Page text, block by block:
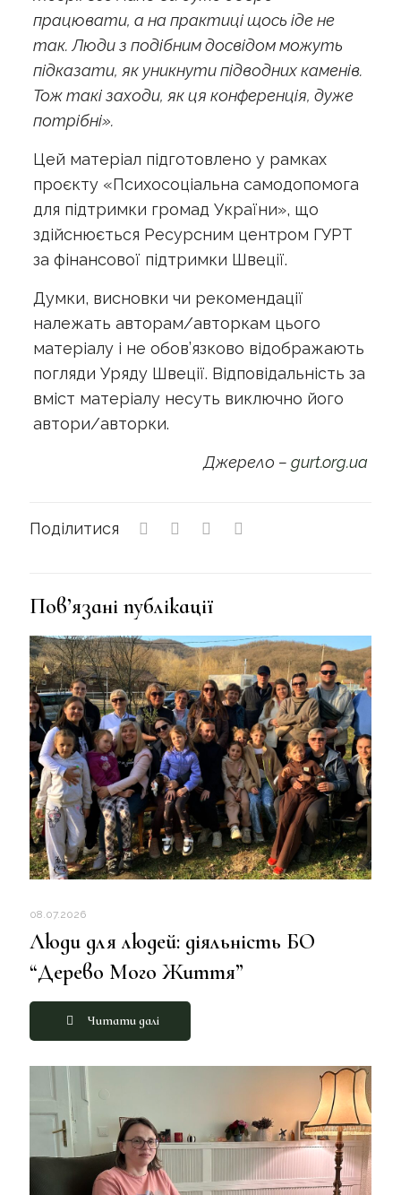
працювати, а на практиці щось іде не
так. Люди з подібним досвідом можуть
підказати, як уникнути підводних каменів.
Тож такі заходи, як ця конференція, дуже
потрібні».
Цей матеріал підготовлено у рамках
проєкту «Психосоціальна самодопомога
для підтримки громад України», що
здійснюється Ресурсним центром ГУРТ
за фінансової підтримки Швеції.
Думки, висновки чи рекомендації
належать авторам/авторкам цього
матеріалу і не обов’язково відображають
погляди Уряду Швеції. Відповідальність за
вміст матеріалу несуть виключно його
автори/авторки.
Джерело –gurt.org.ua
Поділитися
Пов’язані публікації
08.07.2026
Люди для людей: діяльність БО
“Дерево Мого Життя”
Читати далі